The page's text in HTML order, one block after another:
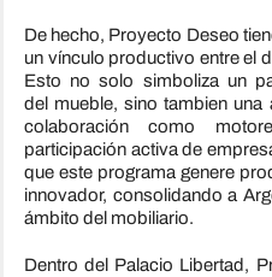
De hecho, Proyecto Deseo
un vínculo productivo entre el
Esto no solo simboliza un
del mueble, sino tambien una
colaboración como
participación activa de
que este programa genere
innovador, consolidando a
ámbito del mobiliario.
Dentro del Palacio Libertad,